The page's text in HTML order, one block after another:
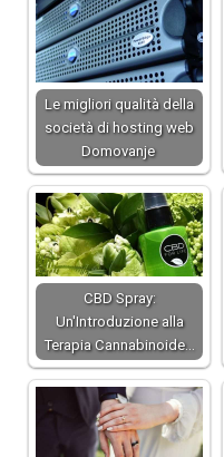
Le migliori qualità della
società di hosting web
Domovanje
CBD Spray:
Un'Introduzione alla
Terapia Cannabinoide…